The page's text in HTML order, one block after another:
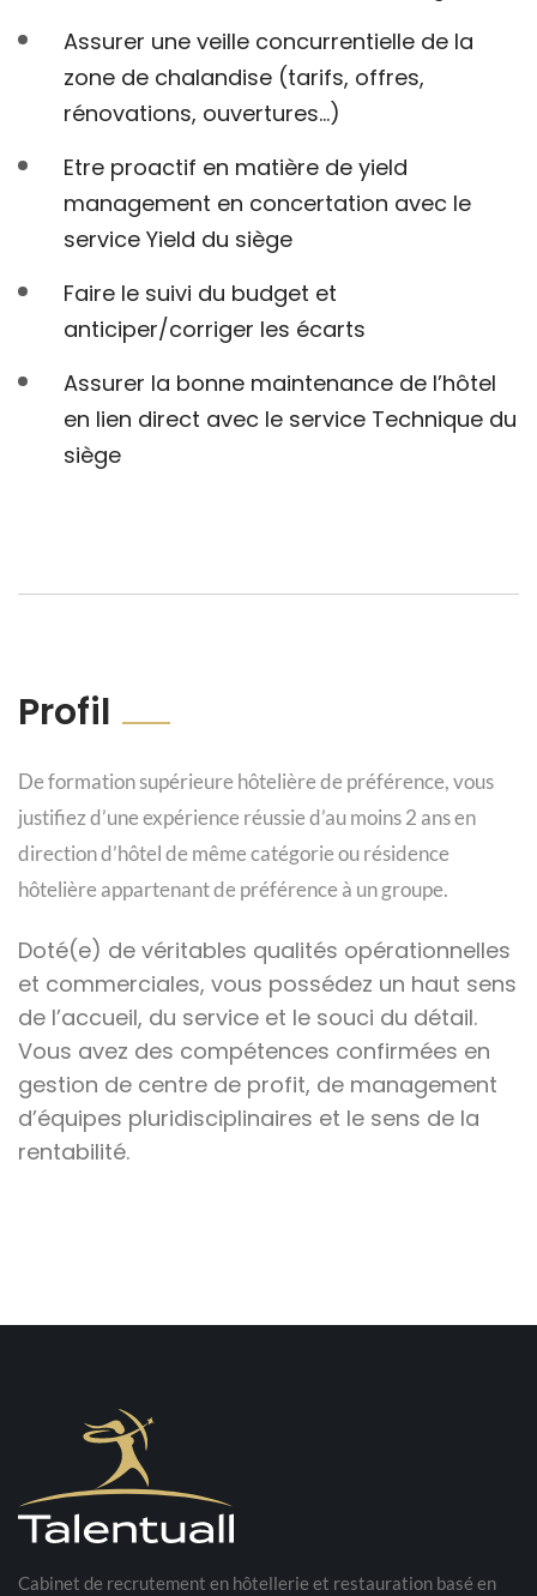
Assurer une veille concurrentielle de la
zone de chalandise (tarifs, offres,
rénovations, ouvertures…)
Etre proactif en matière de yield
management en concertation avec le
service Yield du siège
Faire le suivi du budget et
anticiper/corriger les écarts
Assurer la bonne maintenance de l’hôtel
en lien direct avec le service Technique du
siège
Profil
De formation supérieure hôtelière de préférence, vous
justifiez d’une expérience réussie d’au moins 2 ans en
direction d’hôtel de même catégorie ou résidence
hôtelière appartenant de préférence à un groupe.
Doté(e) de véritables qualités opérationnelles
et commerciales, vous possédez un haut sens
de l’accueil, du service et le souci du détail.
Vous avez des compétences confirmées en
gestion de centre de profit, de management
d’équipes pluridisciplinaires et le sens de la
rentabilité.
Cabinet de recrutement en hôtellerie et restauration basé en